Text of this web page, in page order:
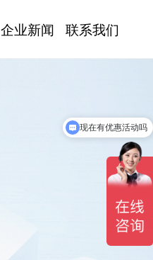
企业新闻 联系我们
在线沟通更能为您解答产品信息？